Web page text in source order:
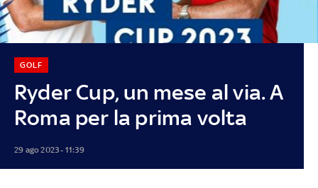
Ryder Cup, un mese al via. A
Roma per la prima volta
GOLF
29 ago 2023 - 11:39